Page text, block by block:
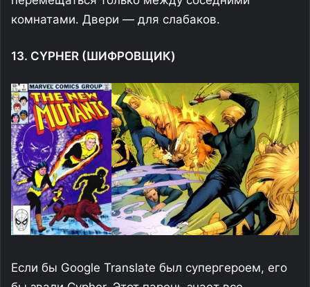
комнатами. Двери — для слабаков.
13. CYPHER (ШИФРОВЩИК)
Если бы Google Translate был супергероем, его